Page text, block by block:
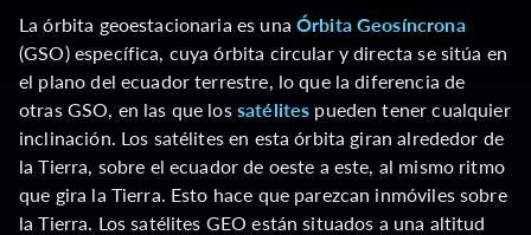
La órbita geoestacionaria es una Órbita Geosíncrona
(GSO) específica, cuya órbita circular y directa se sitúa en
el plano del ecuador terrestre, lo que la diferencia de
otras GSO, en las que los satélites pueden tener cualquier
inclinación. Los satélites en esta órbita giran alrededor de
la Tierra, sobre el ecuador de oeste a este, al mismo ritmo
que gira la Tierra. Esto hace que parezcan inmóviles sobre
la Tierra. Los satélites GEO están situados a una altitud